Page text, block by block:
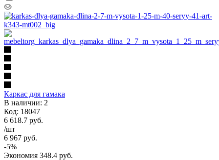
Каркас для гамака
В наличии: 2
Код: 18047
6 618.7 руб.
/шт
6 967 руб.
-5%
Экономия 348.4 руб.